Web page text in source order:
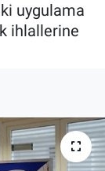
uygulama
ihlallerine